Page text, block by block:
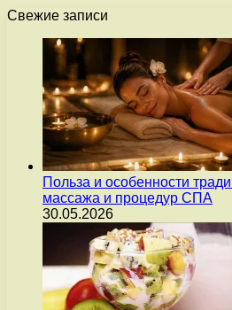
Свежие записи
Польза и особенности
массажа и процедур СПА
30.05.2026